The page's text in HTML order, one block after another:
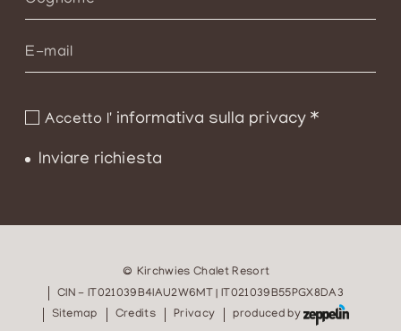
Accetto l' informativa sulla privacy *
Inviare richiesta
© Kirchwies Chalet Resort
CIN - IT021039B4IAU2W6MT | IT021039B55PGX8DA3
Sitemap
Credits Privacy produced by